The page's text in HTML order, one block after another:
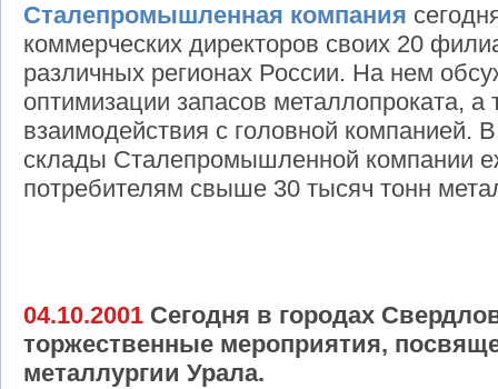
Сталепромышленная компания
коммерческих директоров своих 20
различных регионах России. На нем
оптимизации запасов металлопроката, а
взаимодействия с головной компанией.
склады Сталепромышленной компании
потребителям свыше 30 тысяч тонн
04.10.2001 Сегодня в городах
торжественные мероприятия,
металлургии Урала.